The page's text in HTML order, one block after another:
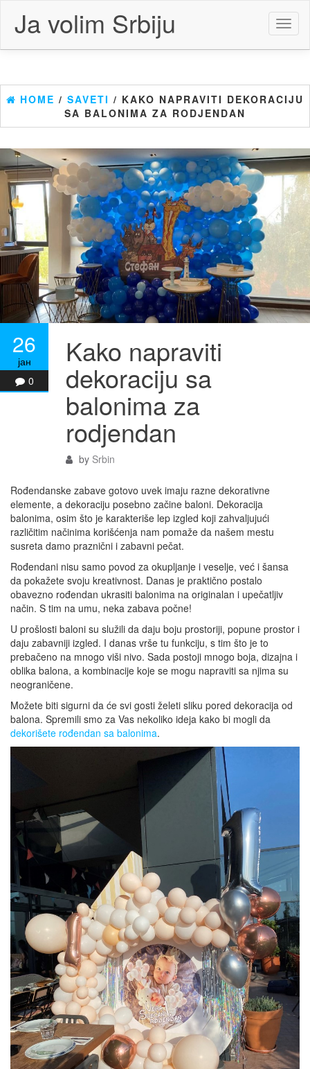
content
Ja volim Srbiju
HOME / SAVETI / KAKO NAPRAVITI DEKORACIJU
SA BALONIMA ZA RODJENDAN
26
јан
0
Kako napraviti
dekoraciju sa
balonima za
rodjendan
by Srbin
Rođendanske zabave gotovo uvek imaju razne dekorativne
elemente, a dekoraciju posebno začine baloni. Dekoracija
balonima, osim što je karakteriše lep izgled koji zahvaljujući
različitim načinima korišćenja nam pomaže da našem mestu
susreta damo praznični i zabavni pečat.
Rođendani nisu samo povod za okupljanje i veselje, već i šansa
da pokažete svoju kreativnost. Danas je praktično postalo
obavezno rođendan ukrasiti balonima na originalan i upečatljiv
način. S tim na umu, neka zabava počne!
U prošlosti baloni su služili da daju boju prostoriji, popune prostor i
daju zabavniji izgled. I danas vrše tu funkciju, s tim što je to
prebačeno na mnogo viši nivo. Sada postoji mnogo boja, dizajna i
oblika balona, a kombinacije koje se mogu napraviti sa njima su
neograničene.
Možete biti sigurni da će svi gosti želeti sliku pored dekoracija od
balona. Spremili smo za Vas nekoliko ideja kako bi mogli da
dekorišete rođendan sa balonima.